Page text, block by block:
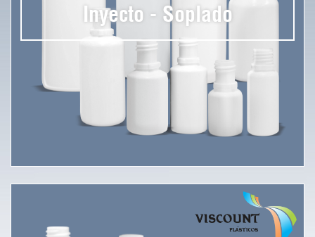
Inyecto - Soplado